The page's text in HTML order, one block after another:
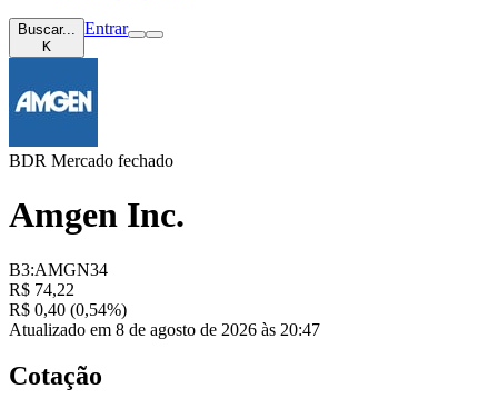
Buscar...
K
Entrar
BDR Mercado fechado
Amgen Inc.
B3:AMGN34
R$ 74,22
R$ 0,40 (0,54%)
Atualizado em 8 de agosto de 2026 às 20:47
Cotação